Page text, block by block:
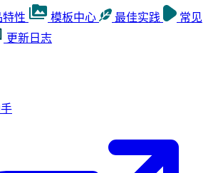
特性 模板中心 最佳实践
常见
更新日志